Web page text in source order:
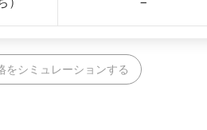
をシミュレーションする